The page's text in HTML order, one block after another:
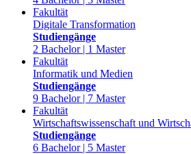
Fakultät
Digitale Transformation
Studiengänge
2 Bachelor | 1 Master
Fakultät
Informatik und Medien
Studiengänge
9 Bachelor | 7 Master
Fakultät
Wirtschaftswissenschaft und
Studiengänge
6 Bachelor | 5 Master